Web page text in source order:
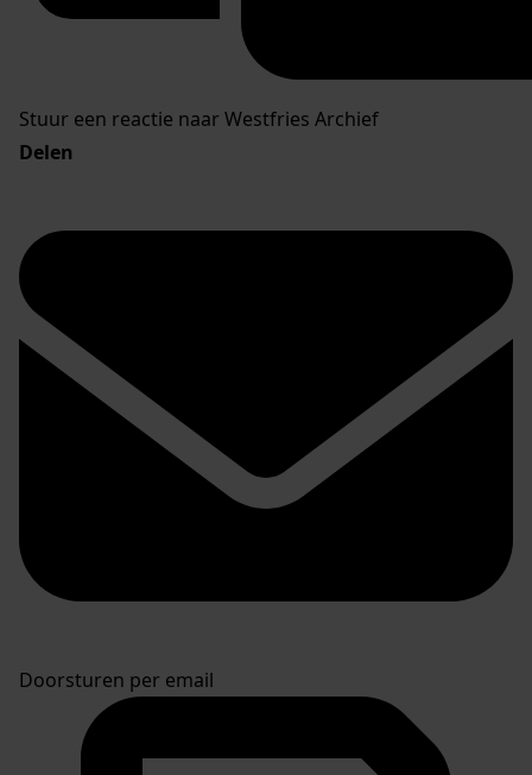
Stuur een reactie naar Westfries Archief
Delen
Doorsturen per email